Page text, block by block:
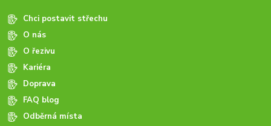
Chci postavit střechu
O nás
O řezivu
Kariéra
Doprava
FAQ blog
Odběrná místa